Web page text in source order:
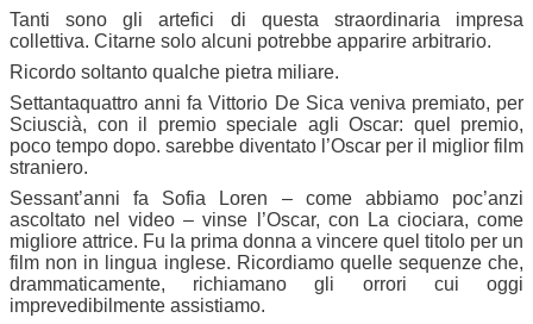
Tanti sono gli artefici di questa straordinaria impresa
collettiva. Citarne solo alcuni potrebbe apparire arbitrario.
Ricordo soltanto qualche pietra miliare.
Settantaquattro anni fa Vittorio De Sica veniva premiato, per
Sciuscià, con il premio speciale agli Oscar: quel premio,
poco tempo dopo. sarebbe diventato l’Oscar per il miglior film
straniero.
Sessant’anni fa Sofia Loren – come abbiamo poc’anzi
ascoltato nel video – vinse l’Oscar, con La ciociara, come
migliore attrice. Fu la prima donna a vincere quel titolo per un
film non in lingua inglese. Ricordiamo quelle sequenze che,
drammaticamente, richiamano gli orrori cui oggi
imprevedibilmente assistiamo.